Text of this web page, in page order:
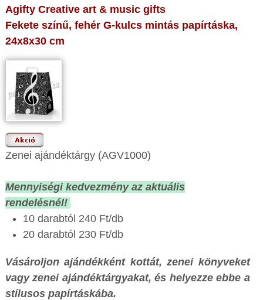
Agifty Creative art & music gifts
Fekete színű, fehér G-kulcs mintás papírtáska,
24x8x30 cm
Zenei ajándéktárgy (AGV1000)
Mennyiségi kedvezmény az aktuális
rendelésnél!
10 darabtól 240 Ft/db
20 darabtól 230 Ft/db
Vásároljon ajándékként kottát, zenei könyveket
vagy zenei ajándéktárgyakat, és helyezze ebbe a
stílusos papírtáskába.